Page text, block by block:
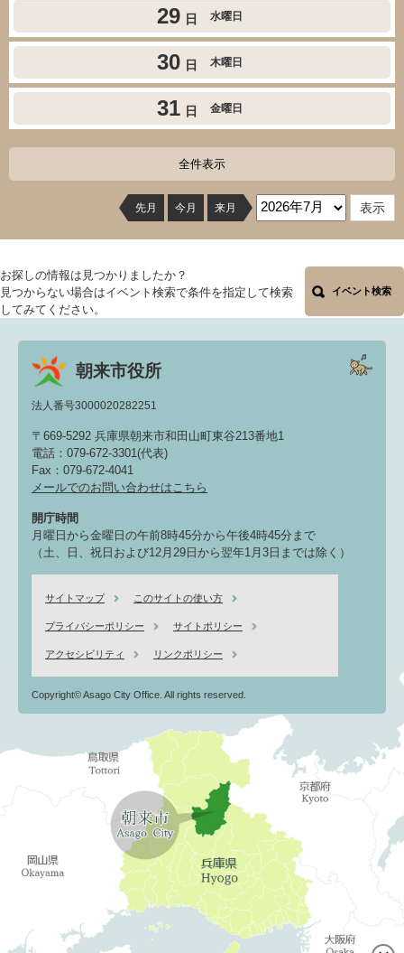
29 日 水曜日
30 日 木曜日
31 日 金曜日
全件表示
先月 今月 来月
お探しの情報は見つかりましたか？
見つからない場合はイベント検索で条件を指定して検索
してみてください。
イベント検索
朝来市役所
法人番号3000020282251
〒669-5292 兵庫県朝来市和田山町東谷213番地1
電話：079-672-3301(代表)
Fax：079-672-4041
メールでのお問い合わせはこちら
開庁時間
月曜日から金曜日の午前8時45分から午後4時45分まで
（土、日、祝日および12月29日から翌年1月3日までは除く）
サイトマップ このサイトの使い方
プライバシーポリシー サイトポリシー
アクセシビリティ リンクポリシー
Copyright© Asago City Office. All rights reserved.